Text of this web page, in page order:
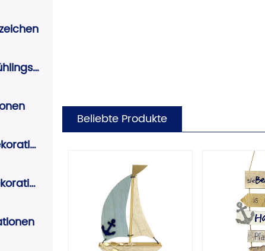
Oster- Und Frühlingsdekoration
Herbstliche Dekorationen
Halloween-Dekorationen
Beliebte Produkte